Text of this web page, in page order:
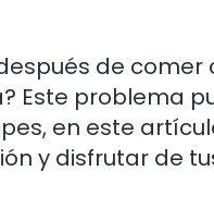
de
Este problema
en este
y disfrutar de